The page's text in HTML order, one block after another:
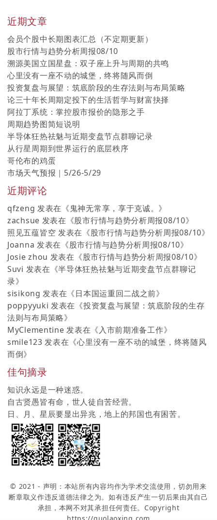
近期文章
会员个股中长期图表汇总（不定期更新）
股市行情与趋势分析周报08/10
溯源美国立国星盘：双子座上升与周期的共鸣
心里没有一座不动的城堡，终将随风而倒
投资复盘与展望：筑底阶段的生存法则与布局策略
论三十年长周期定投下的生活哲学与财富抉择
阿拉丁系统：掌控股市报价的隐形之手
周期趋势图简短说明
半导体狂热祛魅与近期变盘节点群聊记录
从行星周期到世界运行的底层秩序
哥伦布的鸡蛋
市场天气预报｜5/26-5/29
近期评论
qfzeng 发表在《鬼神无常享，享于克诚。 》
zachsue 发表在《股市行情与趋势分析周报08/10》
照见五蕴皆空 发表在《股市行情与趋势分析周报08/10》
Joanna 发表在《股市行情与趋势分析周报08/10》
Josie zhou 发表在《股市行情与趋势分析周报08/10》
Suvi 发表在《半导体狂热祛魅与近期变盘节点群聊记
录》
sisikong 发表在《日本国运重回二战之前》
poppyyuki 发表在《投资复盘与展望：筑底阶段的生存
法则与布局策略》
MyClementine 发表在《入市前期准备工作》
smile123 发表在《心里没有一座不动的城堡，终将随风
而倒》
佳句摘录
知识永远是一种迷惑。
自古贤愚皆有命，世人徒自苦经营。
日、月、星辰要显出异兆，地上的邦国也有困苦。
© 2021 - 声明：本站所有内容均作为学术交流使用，切勿用来
断章取义作违反道德法律之为。如有违反产生一切后果由其自己
承担，本网不对其承担任何责任。Copyright